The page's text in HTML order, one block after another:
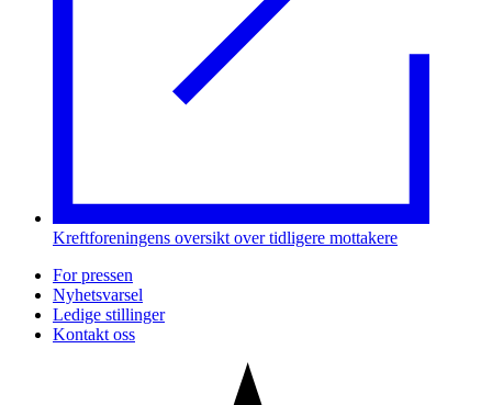
Kreftforeningens oversikt over tidligere mottakere
For pressen
Nyhetsvarsel
Ledige stillinger
Kontakt oss